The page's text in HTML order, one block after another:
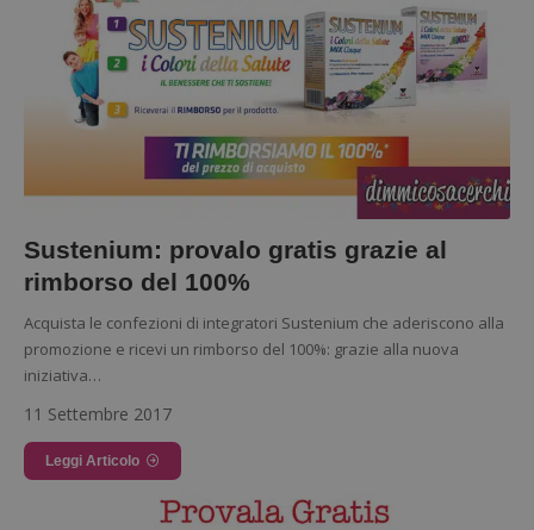
Sustenium: provalo gratis grazie al
rimborso del 100%
Acquista le confezioni di integratori Sustenium che aderiscono alla
promozione e ricevi un rimborso del 100%: grazie alla nuova
iniziativa…
11 Settembre 2017
Leggi Articolo